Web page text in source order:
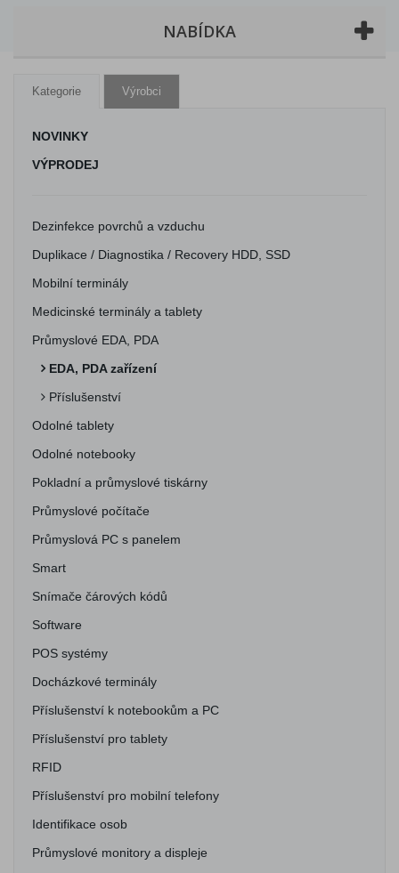
NABÍDKA
Kategorie Výrobci
NOVINKY
VÝPRODEJ
Dezinfekce povrchů a vzduchu
Duplikace / Diagnostika / Recovery HDD, SSD
Mobilní terminály
Medicinské terminály a tablety
Průmyslové EDA, PDA
EDA, PDA zařízení
Příslušenství
Odolné tablety
Odolné notebooky
Pokladní a průmyslové tiskárny
Průmyslové počítače
Průmyslová PC s panelem
Smart
Snímače čárových kódů
Software
POS systémy
Docházkové terminály
Příslušenství k notebookům a PC
Příslušenství pro tablety
RFID
Příslušenství pro mobilní telefony
Identifikace osob
Průmyslové monitory a displeje